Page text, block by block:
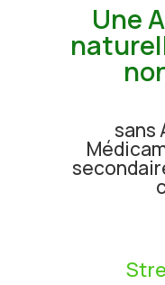
Une
sans